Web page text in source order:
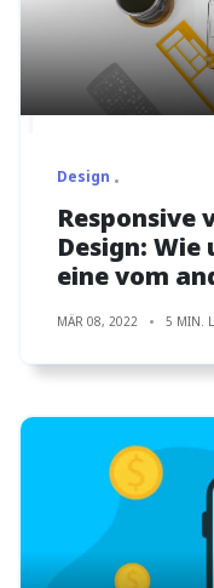
Design
Responsive
Design:
eine vom
MÄR 08, 2022 5 MIN.